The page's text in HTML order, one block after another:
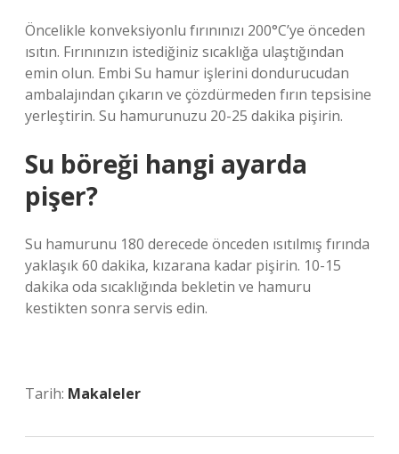
Öncelikle konveksiyonlu fırınınızı 200°C’ye önceden
ısıtın. Fırınınızın istediğiniz sıcaklığa ulaştığından
emin olun. Embi Su hamur işlerini dondurucudan
ambalajından çıkarın ve çözdürmeden fırın tepsisine
yerleştirin. Su hamurunuzu 20-25 dakika pişirin.
Su böreği hangi ayarda
pişer?
Su hamurunu 180 derecede önceden ısıtılmış fırında
yaklaşık 60 dakika, kızarana kadar pişirin. 10-15
dakika oda sıcaklığında bekletin ve hamuru
kestikten sonra servis edin.
Tarih: Makaleler